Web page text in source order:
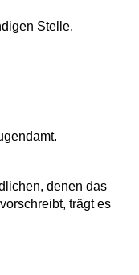
Stelle.
denen das
trägt es